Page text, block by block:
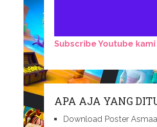
Subscribe Youtube kami
APA AJA YANG
Download Poster